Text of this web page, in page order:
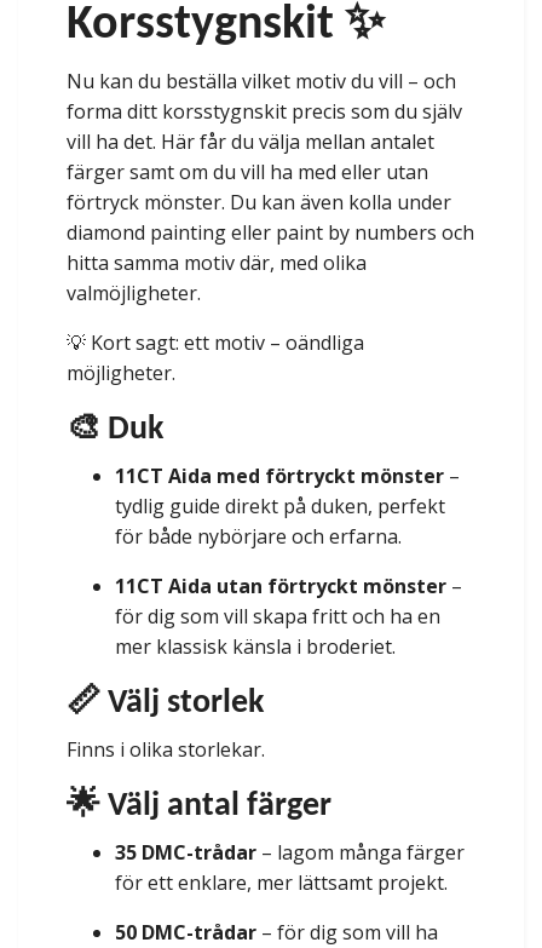
Korsstygnskit ✨
Nu kan du beställa vilket motiv du vill – och
forma ditt korsstygnskit precis som du själv
vill ha det. Här får du välja mellan antalet
färger samt om du vill ha med eller utan
förtryck mönster. Du kan även kolla under
diamond painting eller paint by numbers och
hitta samma motiv där, med olika
valmöjligheter.
💡 Kort sagt: ett motiv – oändliga
möjligheter.
🎨 Duk
11CT Aida med förtryckt mönster –
tydlig guide direkt på duken, perfekt
för både nybörjare och erfarna.
11CT Aida utan förtryckt mönster –
för dig som vill skapa fritt och ha en
mer klassisk känsla i broderiet.
📏 Välj storlek
Finns i olika storlekar.
🌟 Välj antal färger
35 DMC-trådar – lagom många färger
för ett enklare, mer lättsamt projekt.
50 DMC-trådar – för dig som vill ha